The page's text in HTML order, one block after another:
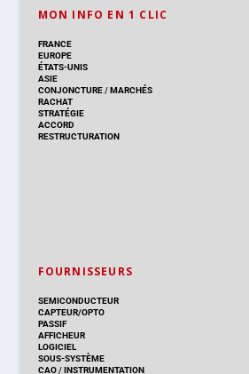
MON INFO EN 1 CLIC
FRANCE
EUROPE
ÉTATS-UNIS
ASIE
CONJONCTURE/MARCHÉS
RACHAT
STRATÉGIE
ACCORD
RESTRUCTURATION
FOURNISSEURS
SEMICONDUCTEUR
CAPTEUR/OPTO
PASSIF
AFFICHEUR
LOGICIEL
SOUS-SYSTÈME
CAO/INSTRUMENTATION